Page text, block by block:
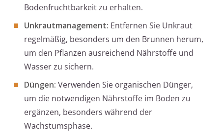
Bodenfruchtbarkeit zu erhalten.
Unkrautmanagement: Entfernen Sie Unkraut
regelmäßig, besonders um den Brunnen herum,
um den Pflanzen ausreichend Nährstoffe und
Wasser zu sichern.
Düngen: Verwenden Sie organischen Dünger,
um die notwendigen Nährstoffe im Boden zu
ergänzen, besonders während der
Wachstumsphase.